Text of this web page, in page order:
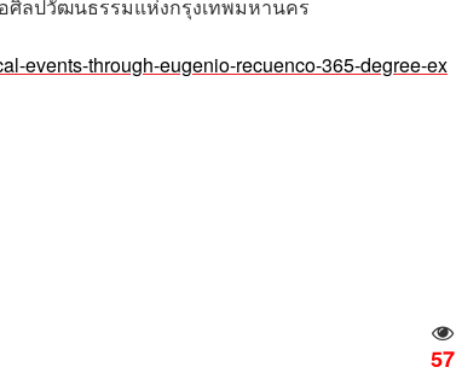
อศิลปวัฒนธรรมแห่งกรุงเทพมหานคร
events-through-eugenio-recuenco-365-degree-ex
57